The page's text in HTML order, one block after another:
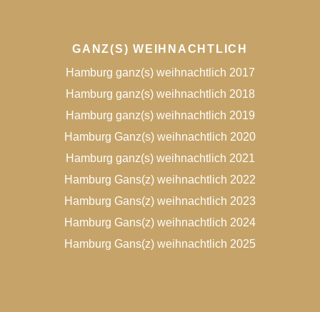
GANZ(S) WEIHNACHTLICH
Hamburg ganz(s) weihnachtlich 2017
Hamburg ganz(s) weihnachtlich 2018
Hamburg ganz(s) weihnachtlich 2019
Hamburg Ganz(s) weihnachtlich 2020
Hamburg ganz(s) weihnachtlich 2021
Hamburg Gans(z) weihnachtlich 2022
Hamburg Gans(z) weihnachtlich 2023
Hamburg Gans(z) weihnachtlich 2024
Hamburg Gans(z) weihnachtlich 2025